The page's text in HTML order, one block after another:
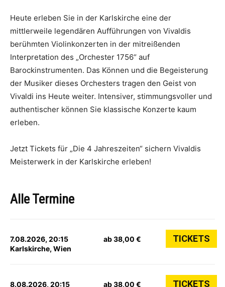
Heute erleben Sie in der Karlskirche eine der
mittlerweile legendären Aufführungen von Vivaldis
berühmten Violinkonzerten in der mitreißenden
Interpretation des „Orchester 1756“ auf
Barockinstrumenten. Das Können und die Begeisterung
der Musiker dieses Orchesters tragen den Geist von
Vivaldi ins Heute weiter. Intensiver, stimmungsvoller und
authentischer können Sie klassische Konzerte kaum
erleben.
Jetzt Tickets für „Die 4 Jahreszeiten“ sichern Vivaldis
Meisterwerk in der Karlskirche erleben!
Alle Termine
7.08.2026, 20:15
Karlskirche, Wien
ab 38,00 € TICKETS
8.08.2026, 20:15
ab 38,00 € TICKETS